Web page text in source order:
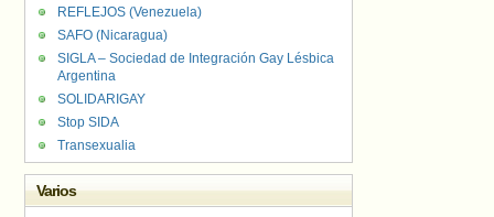
REFLEJOS (Venezuela)
SAFO (Nicaragua)
SIGLA – Sociedad de Integración Gay Lésbica
Argentina
SOLIDARIGAY
Stop SIDA
Transexualia
Varios